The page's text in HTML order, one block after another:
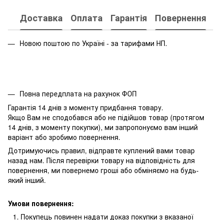
Доставка Оплата Гарантія Повернення
Новою поштою по Україні - за тарифами НП.
Повна передплата на рахунок ФОП
Гарантія 14 днів з моменту придбання товару.
Якщо Вам не сподобався або не підійшов товар (протягом
14 днів, з моменту покупки), ми запропонуємо вам інший
варіант або зробимо повернення.
Дотримуючись правил, відправте куплений вами товар
назад нам. Після перевірки товару на відповідність для
повернення, ми повернемо гроші або обміняємо на будь-
який інший.
Умови повернення:
Покупець повинен надати доказ покупки з вказаної